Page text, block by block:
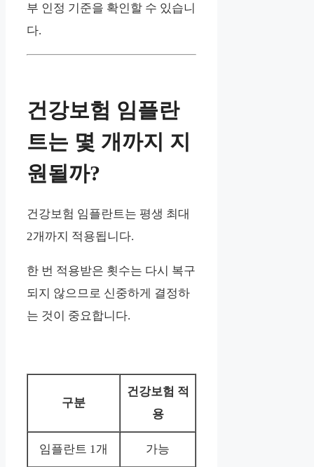
부 인정 기준을 확인할 수 있습니
다.
건강보험 임플란
트는 몇 개까지 지
원될까?
건강보험 임플란트는 평생 최대
2개까지 적용됩니다.
한 번 적용받은 횟수는 다시 복구
되지 않으므로 신중하게 결정하
는 것이 중요합니다.
구분
건강보험 적
용
임플란트 1개 가능